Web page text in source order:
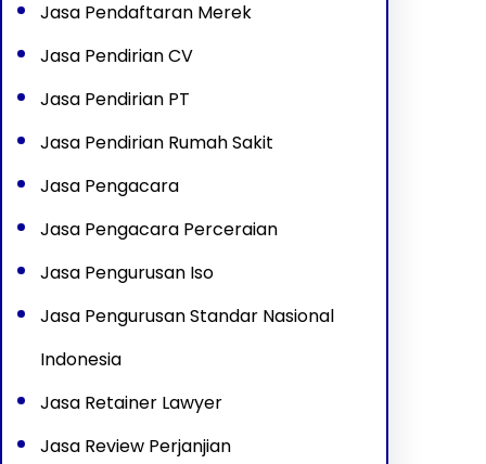
Jasa Pendaftaran Merek
Jasa Pendirian CV
Jasa Pendirian PT
Jasa Pendirian Rumah Sakit
Jasa Pengacara
Jasa Pengacara Perceraian
Jasa Pengurusan Iso
Jasa Pengurusan Standar Nasional
Indonesia
Jasa Retainer Lawyer
Jasa Review Perjanjian